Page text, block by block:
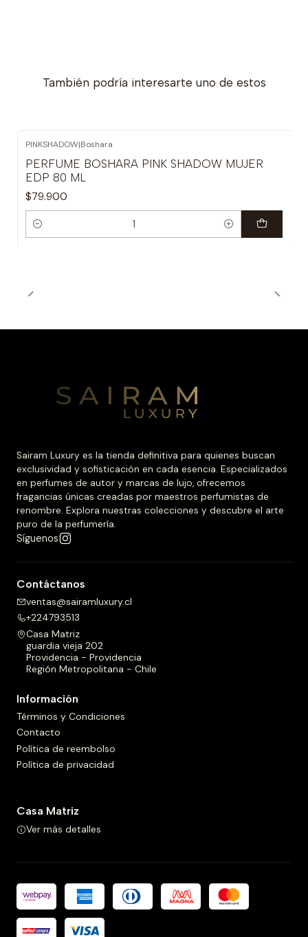
También podría interesarte uno de estos
PINKSHADOW|Boshara
PERFUME BOSHARA PINK SHADOW MUJER
EDP 80 ML
$79.900
Cantidad
Sairam Luxury es la tienda definitiva para quienes buscan
exclusividad y sofisticación en cada esencia. Especializados
en perfumes de autor y marcas de lujo, ofrecemos
fragancias únicas creadas por maestros perfumistas de
renombre. Explora nuestras colecciones y descubre el arte
puro de la perfumería.
Síguenos
Contáctanos
ventas@sairamluxury.cl
+224793513
Casa Matriz
guardia vieja 202
Providencia - Providencia
Región Metropolitana - Chile
Información
Términos y Condiciones
Contacto
Política de reembolso
Política de privacidad
Casa Matriz
Ver más detalles